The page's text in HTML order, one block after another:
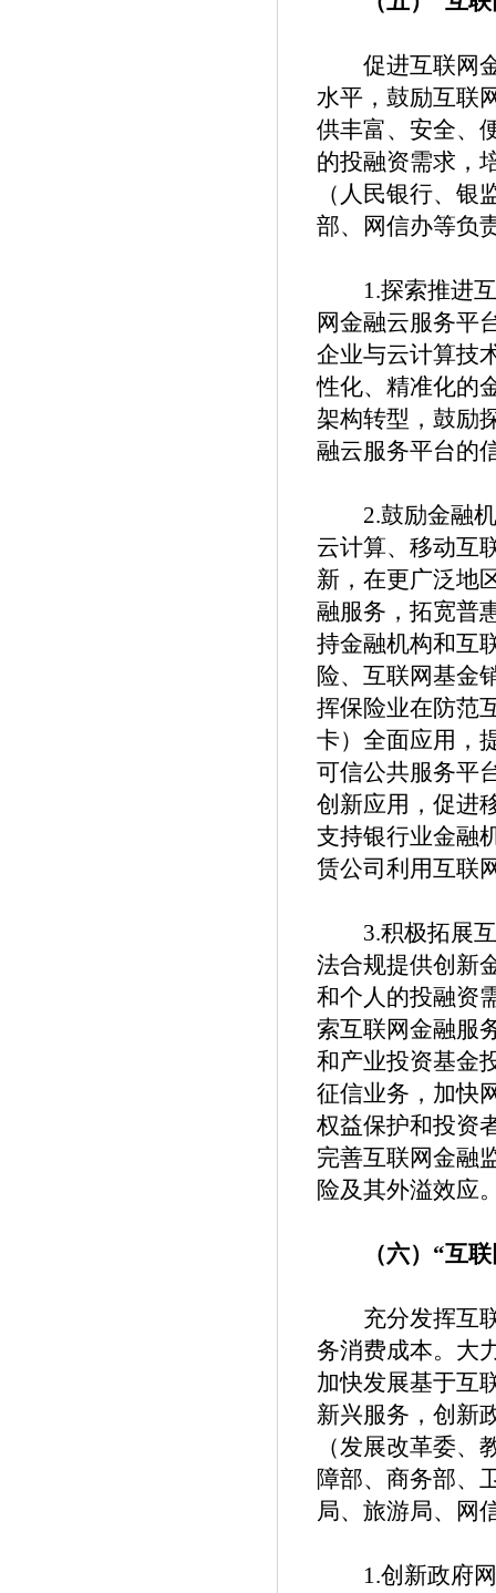
促进互联网金
水平，鼓励互联
供丰富、安全、
的投融资需求，
（人民银行、
部、网信办等负
1.探索推进互
网金融云服务平
企业与云计算技
性化、精准化的
架构转型，鼓励
融云服务平台的
2.鼓励金融机
云计算、移动互
新，在更广泛地
融服务，拓宽普
持金融机构和互
险、互联网基金
挥保险业在防范
卡）全面应用，
可信公共服务平
创新应用，促进
支持银行业金融
赁公司利用互联
3.积极拓展互
法合规提供创新
和个人的投融资
索互联网金融服
和产业投资基金
征信业务，加快
权益保护和投资
完善互联网金融
险及其外溢效应
（六）“互联
充分发挥互联
务消费成本。大
加快发展基于互
新兴服务，创新
（发展改革委
障部、商务部、
局、旅游局、网
1.创新政府网